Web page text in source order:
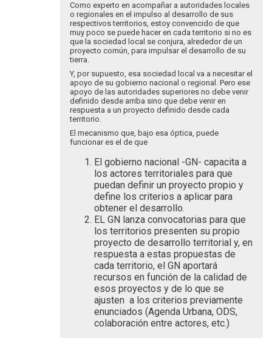
Como experto en acompañar a autoridades locales
o regionales en el impulso al desarrollo de sus
respectivos territorios, estoy convencido de que
muy poco se puede hacer en cada territorio si no es
que la sociedad local se conjura, alrededor de un
proyecto común, para impulsar el desarrollo de su
tierra.
Y, por supuesto, esa sociedad local va a necesitar el
apoyo de su gobierno nacional o regional. Pero ese
apoyo de las autoridades superiores no debe venir
definido desde arriba sino que debe venir en
respuesta a un proyecto definido desde cada
territorio.
El mecanismo que, bajo esa óptica, puede
funcionar es el de que
El gobierno nacional -GN- capacita a
los actores territoriales para que
puedan definir un proyecto propio y
define los criterios a aplicar para
obtener el desarrollo.
EL GN lanza convocatorias para que
los territorios presenten su propio
proyecto de desarrollo territorial y, en
respuesta a estas propuestas de
cada territorio, el GN aportará
recursos en función de la calidad de
esos proyectos y de lo que se
ajusten a los criterios previamente
enunciados (Agenda Urbana, ODS,
colaboración entre actores, etc.)